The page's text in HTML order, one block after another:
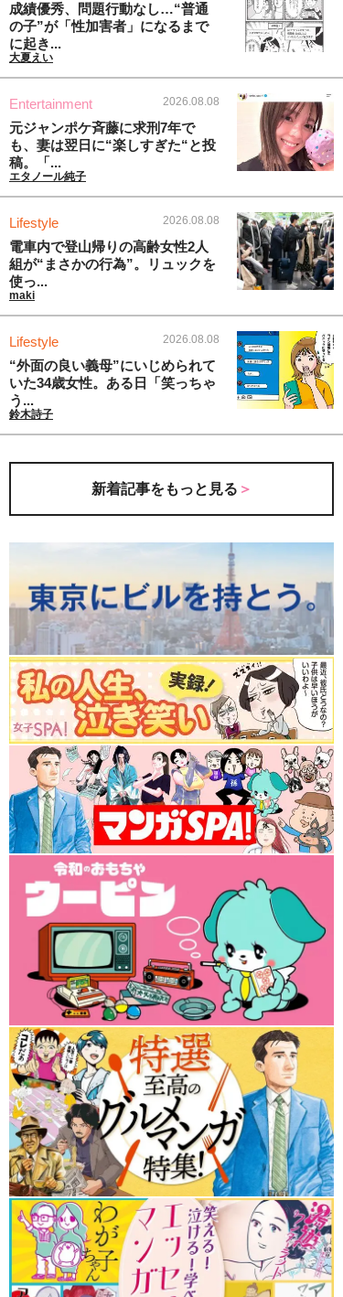
成績優秀、問題行動なし…“普通
の子”が「性加害者」になるまで
に起き...
大夏えい
Entertainment 2026.08.08
元ジャンポケ斉藤に求刑7年で
も、妻は翌日に“楽しすぎた“と投
稿。「...
エタノール純子
Lifestyle 2026.08.08
電車内で登山帰りの高齢女性2人
組が“まさかの行為”。リュックを
使っ...
maki
Lifestyle 2026.08.08
“外面の良い義母”にいじめられて
いた34歳女性。ある日「笑っちゃ
う...
鈴木詩子
新着記事をもっと見る